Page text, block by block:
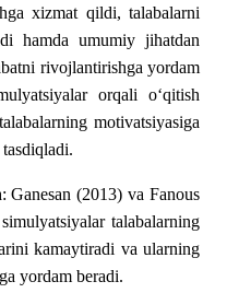
xizmat qildi, talabalarni
hamda umumiy jihatdan
rivojlantirishga yordam
orqali o‘qitish
motivatsiyasiga
: Ganesan (2013) va Fanous
talabalarning
kamaytiradi va ularning
yordam beradi.